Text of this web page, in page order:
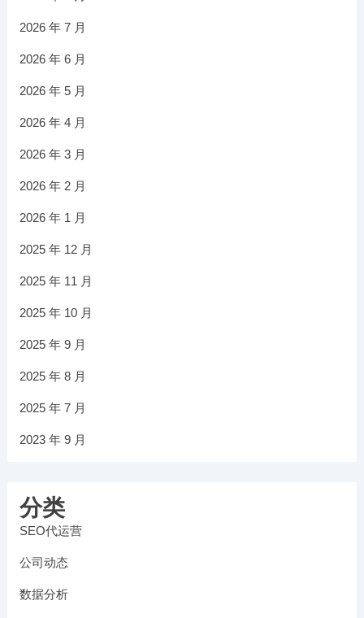
2026 年 7 月
2026 年 6 月
2026 年 5 月
2026 年 4 月
2026 年 3 月
2026 年 2 月
2026 年 1 月
2025 年 12 月
2025 年 11 月
2025 年 10 月
2025 年 9 月
2025 年 8 月
2025 年 7 月
2023 年 9 月
分类
SEO代运营
公司动态
数据分析